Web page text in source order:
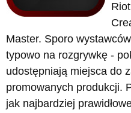
Master. Sporo
typowo na rozgrywkę -
udostępniają miejsca do
promowanych produkcji.
jak najbardziej